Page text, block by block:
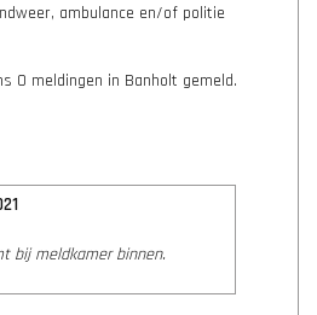
ambulance en/of politie
0 meldingen in Banholt gemeld.
bij meldkamer binnen.